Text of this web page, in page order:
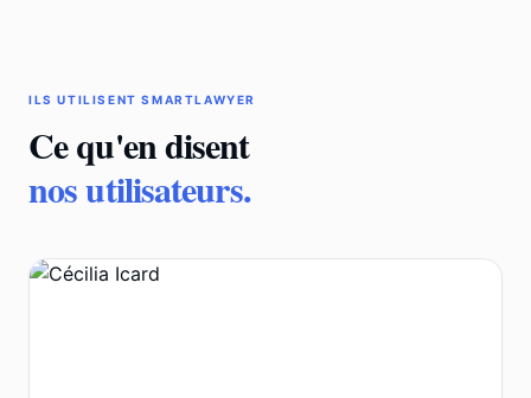
ILS UTILISENT SMARTLAWYER
Ce qu'en disent
nos utilisateurs.